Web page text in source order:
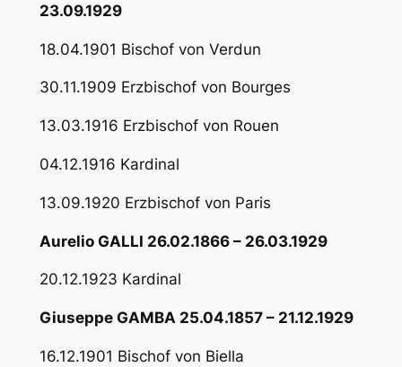
23.09.1929
18.04.1901 Bischof von Verdun
30.11.1909 Erzbischof von Bourges
13.03.1916 Erzbischof von Rouen
04.12.1916 Kardinal
13.09.1920 Erzbischof von Paris
Aurelio GALLI 26.02.1866 – 26.03.1929
20.12.1923 Kardinal
Giuseppe GAMBA 25.04.1857 – 21.12.1929
16.12.1901 Bischof von Biella